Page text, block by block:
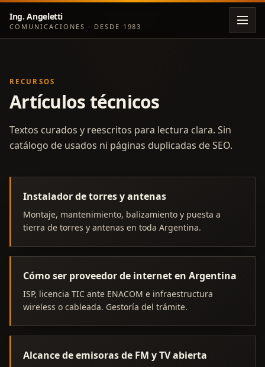
Ing. Angeletti
COMUNICACIONES · DESDE 1983
RECURSOS
Artículos técnicos
Textos curados y reescritos para lectura clara. Sin
catálogo de usados ni páginas duplicadas de SEO.
Instalador de torres y antenas
Montaje, mantenimiento, balizamiento y puesta a
tierra de torres y antenas en toda Argentina.
Cómo ser proveedor de internet en Argentina
ISP, licencia TIC ante ENACOM e infraestructura
wireless o cableada. Gestoría del trámite.
Alcance de emisoras de FM y TV abierta